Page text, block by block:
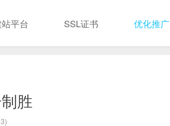
平台 SSL证书 优化推广
胜